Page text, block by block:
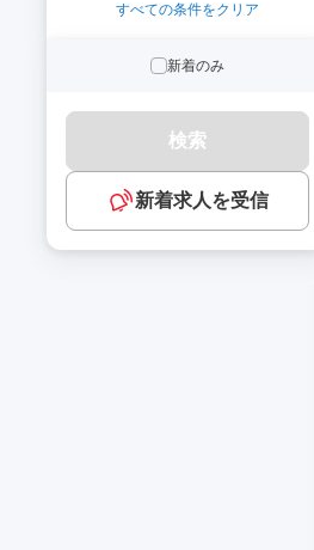
すべての条件をクリア
新着のみ
検索
新着求人を受信